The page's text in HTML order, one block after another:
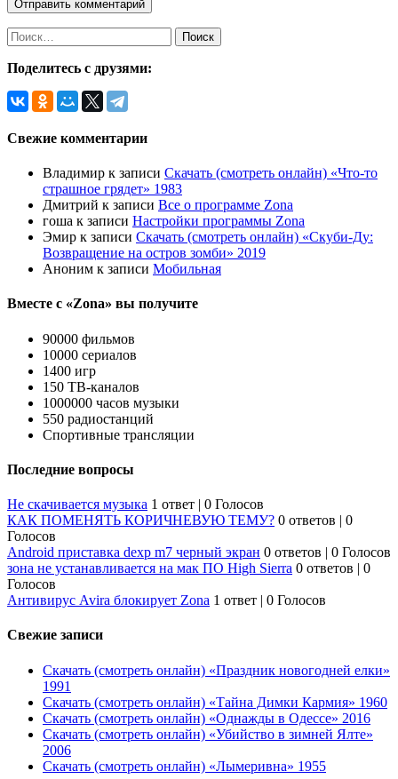
Найти:
Поделитесь с друзями:
Свежие комментарии
Владимир к записи Скачать (смотреть онлайн) «Что-то
страшное грядет» 1983
Дмитрий к записи Все о программе Zona
гоша к записи Настройки программы Zona
Эмир к записи Скачать (смотреть онлайн) «Скуби-Ду:
Возвращение на остров зомби» 2019
Аноним к записи Мобильная
Вместе с «Zona» вы получите
90000 фильмов
10000 сериалов
1400 игр
150 ТВ-каналов
1000000 часов музыки
550 радиостанций
Спортивные трансляции
Последние вопросы
Не скачивается музыка 1 ответ | 0 Голосов
КАК ПОМЕНЯТЬ КОРИЧНЕВУЮ ТЕМУ? 0 ответов | 0
Голосов
Android приставка dexp m7 черный экран 0 ответов | 0 Голосов
зона не устанавливается на мак ПО High Sierra 0 ответов | 0
Голосов
Антивирус Avira блокирует Zona 1 ответ | 0 Голосов
Свежие записи
Скачать (смотреть онлайн) «Праздник новогодней елки»
1991
Скачать (смотреть онлайн) «Тайна Димки Кармия» 1960
Скачать (смотреть онлайн) «Однажды в Одессе» 2016
Скачать (смотреть онлайн) «Убийство в зимней Ялте»
2006
Скачать (смотреть онлайн) «Лымеривна» 1955